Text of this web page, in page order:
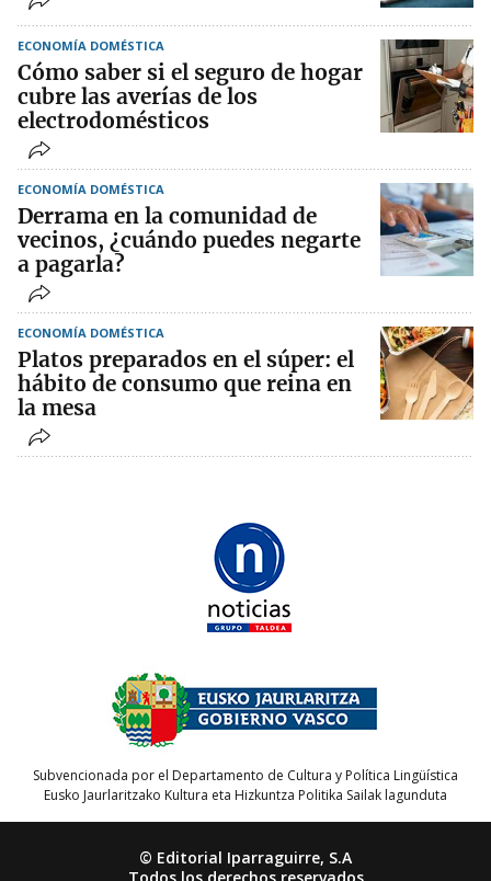
ECONOMÍA DOMÉSTICA
Cómo saber si el seguro de hogar
cubre las averías de los
electrodomésticos
ECONOMÍA DOMÉSTICA
Derrama en la comunidad de
vecinos, ¿cuándo puedes negarte
a pagarla?
ECONOMÍA DOMÉSTICA
Platos preparados en el súper: el
hábito de consumo que reina en
la mesa
Subvencionada por el Departamento de Cultura y Política Lingüística
Eusko Jaurlaritzako Kultura eta Hizkuntza Politika Sailak lagunduta
© Editorial Iparraguirre, S.A